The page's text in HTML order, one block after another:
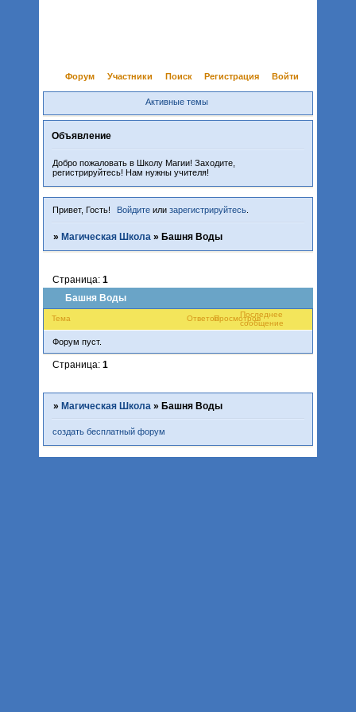
Форум Участники Поиск Регистрация Войти
Активные темы
Объявление
Добро пожаловать в Школу Магии! Заходите,
регистрируйтесь! Нам нужны учителя!
Привет, Гость! Войдите илизарегистрируйтесь
» Магическая Школа » Башня Воды
Башня Воды
Страница: 1
Тема ОтветовПросмотровПоследнее
сообщение
Форум пуст.
Страница: 1
» Магическая Школа » Башня Воды
создать бесплатный форум